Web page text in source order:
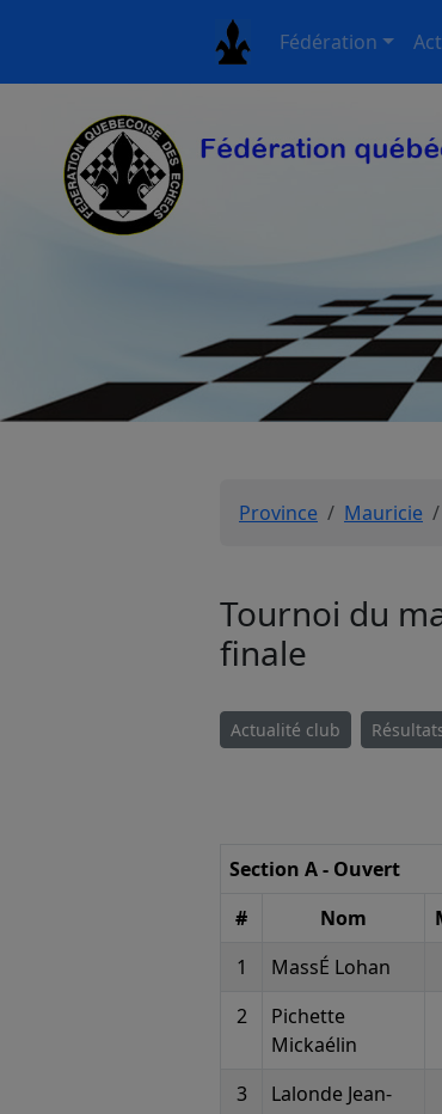
Fédération
Province Mauricie
Tournoi du
finale
Actualité club
Section A - Ouvert
#
Nom
1
MassÉ Lohan
2
Pichette
Mickaélin
3
Lalonde Jean-